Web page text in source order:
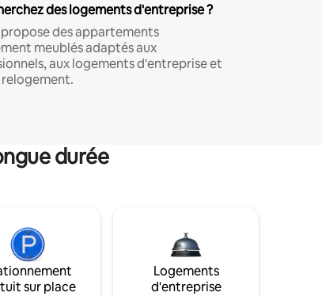
des logements d'entreprise ?
des appartements
meublés adaptés aux
aux logements d'entreprise et
durée
sur place
Logements
d'entreprise